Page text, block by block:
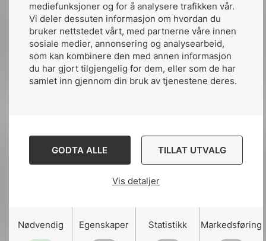
mediefunksjoner og for å analysere trafikken vår.
Vi deler dessuten informasjon om hvordan du
bruker nettstedet vårt, med partnerne våre innen
sosiale medier, annonsering og analysearbeid,
som kan kombinere den med annen informasjon
du har gjort tilgjengelig for dem, eller som de har
samlet inn gjennom din bruk av tjenestene deres.
GODTA ALLE TILLAT UTVALG
Vis detaljer
Nødvendig Egenskaper Statistikk Markedsføring
aspekter avhengig av batteriteknologi som:
sikkerhetsinstallasjonsprinsipper, ytelse,
batterisystemets aspekter, dimensjoner og
merking. Alle elektrokjemiske systemer er
innen komiteens arbeidsområde”.
elektrostatisk på overflaten av materialet, i
stedet for i kjemiske forbindelser slik
batteriene gjør. Kondensatorer kan ta opp
energi hurtig, for eksempel under
effekt eller til andre bruksområder. I
superkondensatorer (eller dobbeltlags